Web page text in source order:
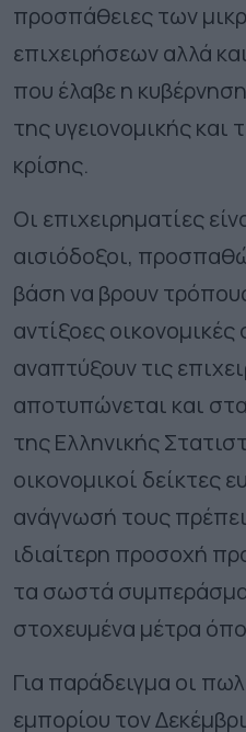
προσπάθειες των
επιχειρήσεων αλλά
που έλαβε η
της υγειονομικής και
κρίσης.
Οι επιχειρηματίες
αισιόδοξοι,
βάση να βρουν
αντίξοες
αναπτύξουν τις
αποτυπώνεται και
της Ελληνικής
οικονομικοί δείκτες
ανάγνωσή τους πρέπει
ιδιαίτερη προσοχή
τα σωστά
στοχευμένα μέτρα
Για παράδειγμα οι
εμπορίου τον